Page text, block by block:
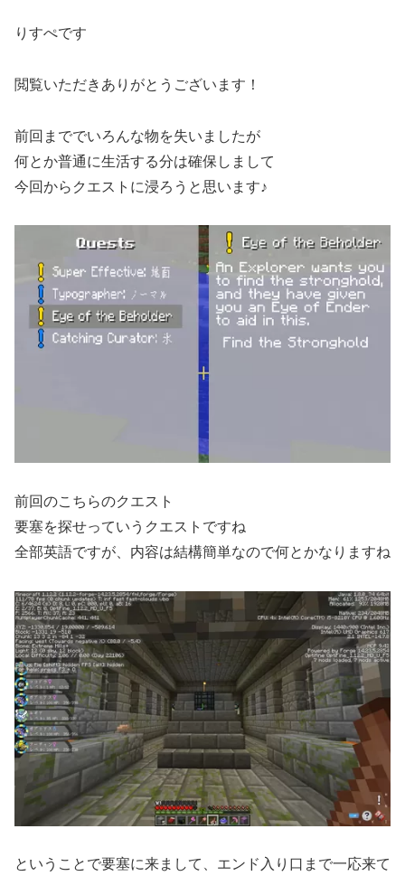
りすぺです
閲覧いただきありがとうございます！
前回まででいろんな物を失いましたが
何とか普通に生活する分は確保しまして
今回からクエストに浸ろうと思います♪
前回のこちらのクエスト
要塞を探せっていうクエストですね
全部英語ですが、内容は結構簡単なので何とかなりますね
ということで要塞に来まして、エンド入り口まで一応来て